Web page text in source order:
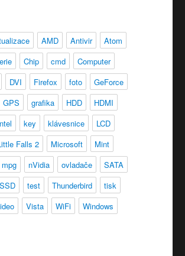
AMD Antivir
Atom
Chip cmd
Computer
DVI Firefox foto
GeForce
GPS grafika HDD
HDMI
key klávesnice
LCD
Falls 2 Microsoft
Mint
mpg nVidia ovladače
SATA
SSD test Thunderbird
tisk
Vista WiFi
Windows